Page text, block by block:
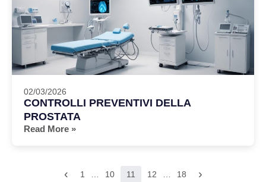
02/03/2026
CONTROLLI PREVENTIVI DELLA
PROSTATA
Read More »
‹ 1 10 11 12 18 ›